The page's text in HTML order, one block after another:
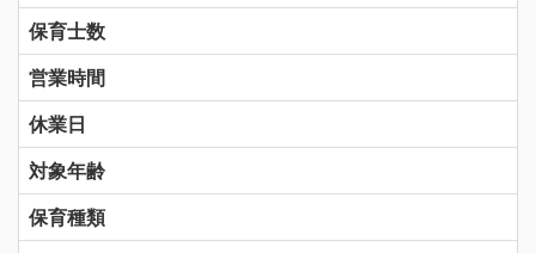
保育士数
営業時間
休業日
対象年齢
保育種類